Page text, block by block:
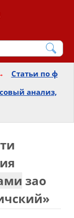
Статьи по ф
анализ,
зао